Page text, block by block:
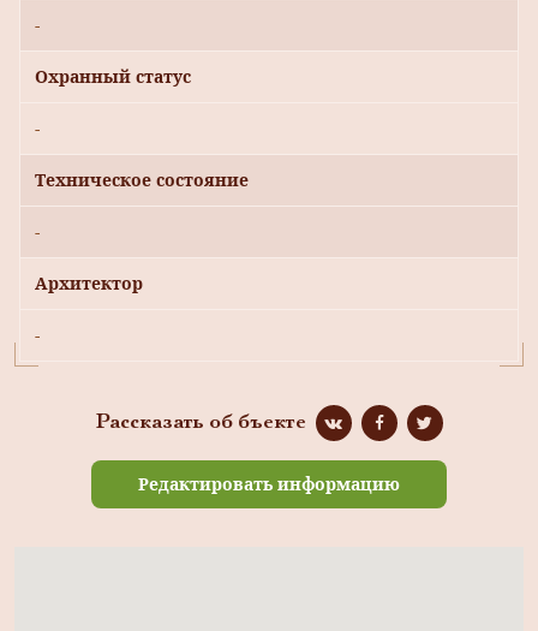
-
Охранный статус
-
Техническое состояние
-
Архитектор
-
Рассказать об бъекте
Редактировать информацию